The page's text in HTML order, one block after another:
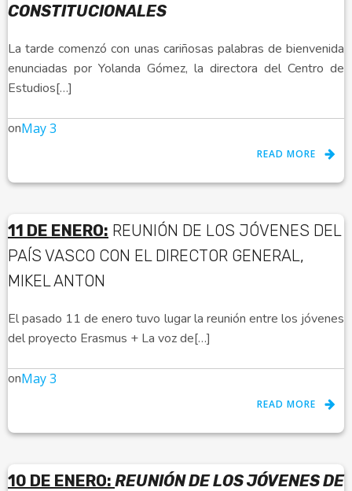
CONSTITUCIONALES
La tarde comenzó con unas cariñosas palabras de bienvenida
enunciadas por Yolanda Gómez, la directora del Centro de
Estudios[…]
onMay 3
READ MORE
11 DE ENERO: REUNIÓN DE LOS JÓVENES DEL
PAÍS VASCO CON EL DIRECTOR GENERAL,
MIKEL ANTON
El pasado 11 de enero tuvo lugar la reunión entre los jóvenes
del proyecto Erasmus + La voz de[…]
onMay 3
READ MORE
10 DE ENERO: REUNIÓN DE LOS JÓVENES DE